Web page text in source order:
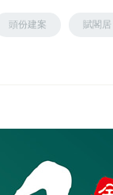
頭份建案 賦閣居